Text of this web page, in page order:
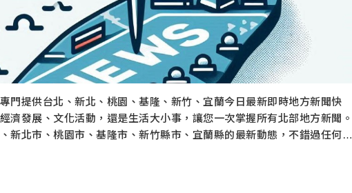
門提供台北、新北、桃園、基隆、新竹、宜蘭今日最新即時地方新聞快
濟發展、文化活動，還是生活大小事，讓您一次掌握所有北部地方新聞。
新北市、桃園市、基隆市、新竹縣市、宜蘭縣的最新動態，不錯過任何重